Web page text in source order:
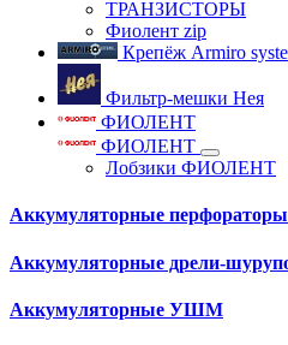
ТРАНЗИСТОРЫ
Фиолент zip
Крепёж Armiro
Фильтр-мешки Нея
ФИОЛЕНТ
ФИОЛЕНТ
Лобзики ФИОЛЕНТ
Аккумуляторные перфораторы
Аккумуляторные дрели-
Аккумуляторные УШМ